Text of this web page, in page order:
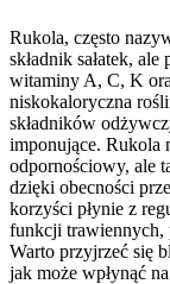
Rukola, często
składnik sałatek,
witaminy A, C, K
niskokaloryczna
składników
imponujące. Rukola
odpornościowy, ale
dzięki obecności
korzyści płynie z
funkcji trawiennych,
Warto przyjrzeć się
jak może wpłynąć